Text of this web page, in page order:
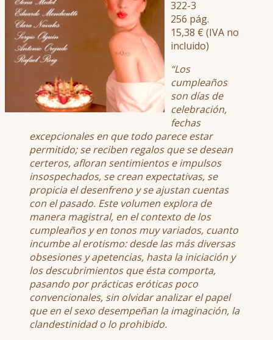
322-3
256 pág.
15,38 € (IVA no
incluido)
“Los
cumpleaños
son días de
celebración,
fechas
excepcionales en que todo parece estar
permitido; se reciben regalos que se desean
certeros, afloran sentimientos e impulsos
insospechados, se crean expectativas, se
propicia el desenfreno y se ajustan cuentas
con el pasado. Este volumen explora de
manera magistral, en el contexto de los
cumpleaños y en tonos muy variados, cuanto
incumbe al erotismo: desde las más diversas
obsesiones y apetencias, hasta la iniciación y
los descubrimientos que ésta comporta,
pasando por prácticas eróticas poco
convencionales, sin olvidar analizar el papel
que en el sexo desempeñan la imaginación, la
clandestinidad o lo prohibido.